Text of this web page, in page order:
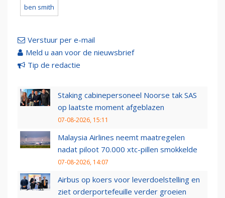
ben smith
Verstuur per e-mail
Meld u aan voor de nieuwsbrief
Tip de redactie
Staking cabinepersoneel Noorse tak SAS
op laatste moment afgeblazen
07-08-2026, 15:11
Malaysia Airlines neemt maatregelen
nadat piloot 70.000 xtc-pillen smokkelde
07-08-2026, 14:07
Airbus op koers voor leverdoelstelling en
ziet orderportefeuille verder groeien